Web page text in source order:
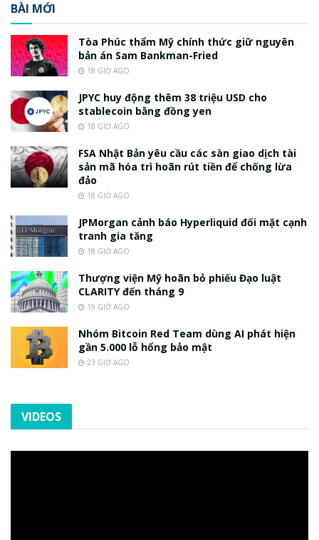
BÀI MỚI
Tòa Phúc thẩm Mỹ chính thức giữ nguyên
bản án Sam Bankman-Fried
18 GIỜ AGO
JPYC huy động thêm 38 triệu USD cho
stablecoin bằng đồng yen
18 GIỜ AGO
FSA Nhật Bản yêu cầu các sàn giao dịch tài
sản mã hóa trì hoãn rút tiền để chống lừa
đảo
18 GIỜ AGO
JPMorgan cảnh báo Hyperliquid đối mặt cạnh
tranh gia tăng
18 GIỜ AGO
Thượng viện Mỹ hoãn bỏ phiếu Đạo luật
CLARITY đến tháng 9
19 GIỜ AGO
Nhóm Bitcoin Red Team dùng AI phát hiện
gần 5.000 lỗ hổng bảo mật
23 GIỜ AGO
VIDEOS